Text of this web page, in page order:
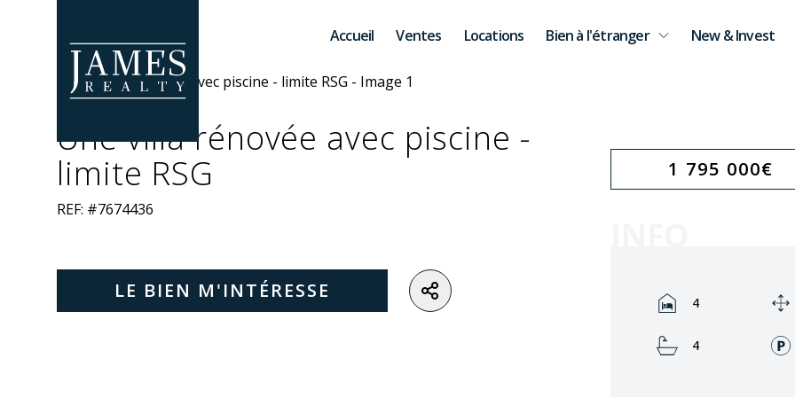
Accueil
Ventes Locations Bien à l'étranger New & Invest
Une villa rénovée avec piscine -
limite RSG
REF: #7674436
LE BIEN M'INTÉRESSE
1 795 000€
Rooms:
4
Bathrooms:
4